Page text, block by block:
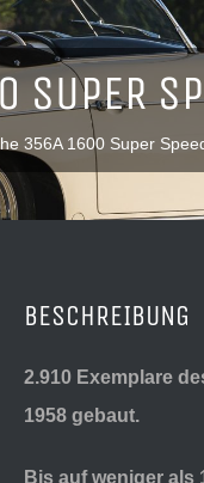
356A 1600 Super
BESCHREIBUNG
2.910 Exemplare
1958 gebaut.
Bis auf weniger als